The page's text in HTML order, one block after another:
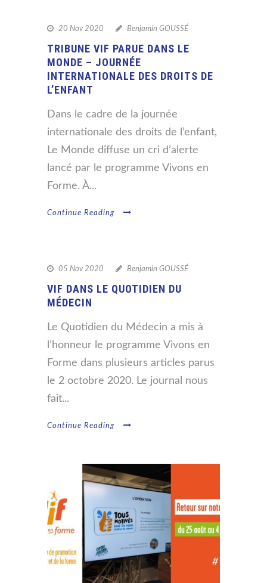
20 Nov 2020 Benjamin GOUSSÉ
TRIBUNE VIF PARUE DANS LE
MONDE – JOURNÉE
INTERNATIONALE DES DROITS DE
L’ENFANT
Dans le cadre de la journée
internationale des droits de l’enfant,
Le Monde diffuse un cri d’alerte
lancé par le programme Vivons en
Forme. À...
Continue Reading
05 Nov 2020 Benjamin GOUSSÉ
VIF DANS LE QUOTIDIEN DU
MÉDECIN
Le Quotidien du Médecin a mis à
l’honneur le programme Vivons en
Forme dans plusieurs articles parus
le 2 octobre 2020. Le journal nous
fait...
Continue Reading